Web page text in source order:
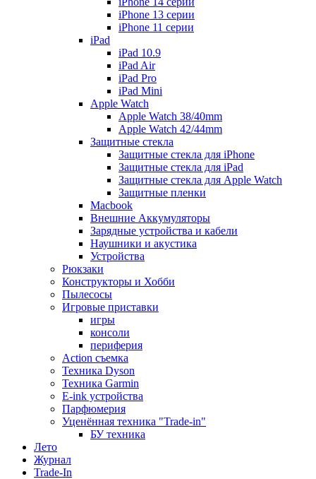
iPhone 13 серии
iPhone 11 серии
iPad
iPad 10.9
iPad Air
iPad Pro
iPad Mini
Apple Watch
Apple Watch 38/40mm
Apple Watch 42/44mm
Защитные стекла
Защитные стекла для iPhone
Защитные стекла для iPad
Защитные стекла для Apple Watch
Защитные пленки
Macbook
Внешние Аккумуляторы
Зарядные устройства и кабели
Наушники и акустика
Устройства
Рюкзаки
Конструкторы и Хобби
Пылесосы
Игровые приставки
игры
консоли
периферия
Action съемка
Техника Dyson
Техника Garmin
E-ink устройства
Парфюмерия
Уценённая техника "Trade-in"
БУ техника
Лето
Журнал
Trade-In